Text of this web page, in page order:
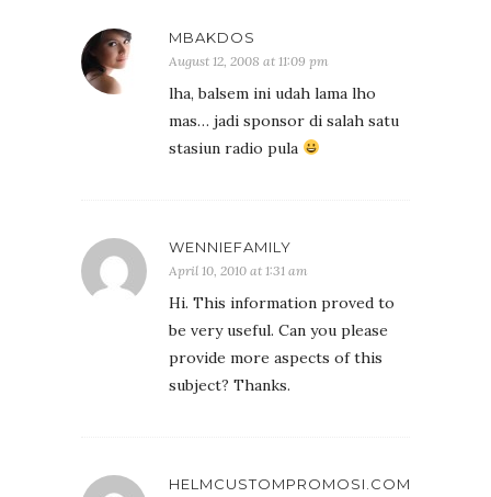
MBAKDOS
August 12, 2008 at 11:09 pm
lha, balsem ini udah lama lho
mas… jadi sponsor di salah satu
stasiun radio pula
WENNIEFAMILY
April 10, 2010 at 1:31 am
Hi. This information proved to
be very useful. Can you please
provide more aspects of this
subject? Thanks.
HELMCUSTOMPROMOSI.COM